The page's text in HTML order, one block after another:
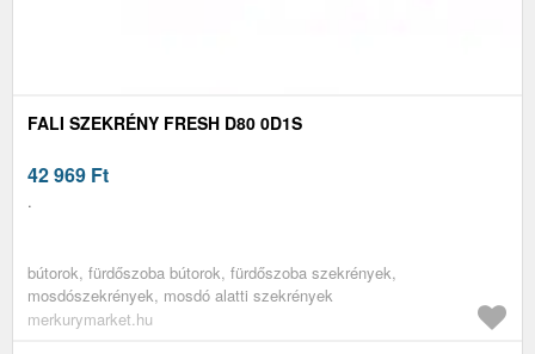
FALI SZEKRÉNY FRESH D80 0D1S
42 969 Ft
.
bútorok, fürdőszoba bútorok, fürdőszoba szekrények,
mosdószekrények, mosdó alatti szekrények
merkurymarket.hu